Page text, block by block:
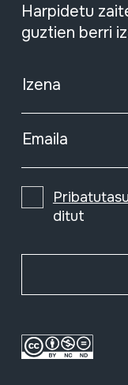
Harpidetu
guztien berri
Izena
Emaila
ditut